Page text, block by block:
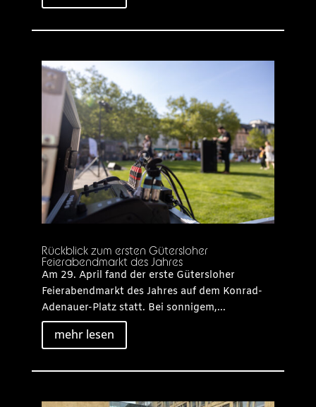
Rückblick zum ersten Gütersloher
Feierabendmarkt des Jahres
Am 29. April fand der erste Gütersloher
Feierabendmarkt des Jahres auf dem Konrad-
Adenauer-Platz statt. Bei sonnigem,...
mehr lesen